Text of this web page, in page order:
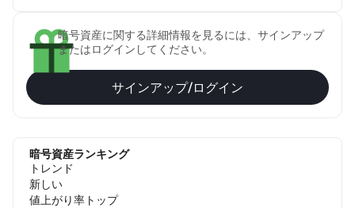
暗号資産に関する詳細情報を見るには、サインアップ
またはログインしてください。
サインアップ/ログイン
暗号資産ランキング
トレンド
新しい
値上がり率トップ